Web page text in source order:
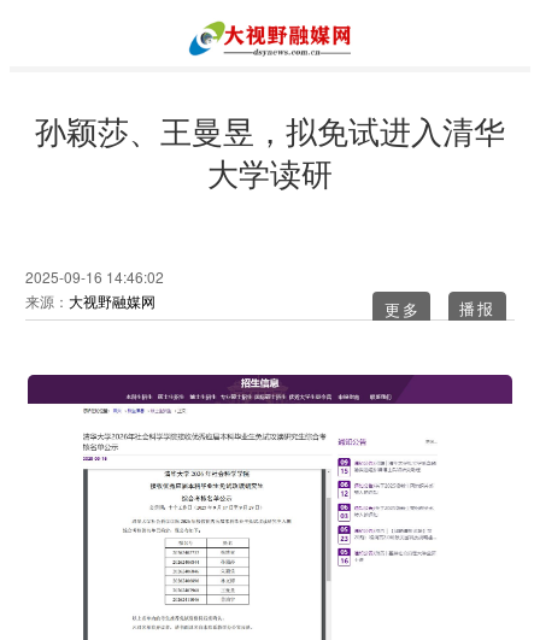
孙颖莎、王曼昱，拟免试进入清华
大学读研
2025-09-16 14:46:02
来源： 大视野融媒网 更多